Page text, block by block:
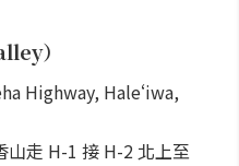
）
Highway, Haleʻiwa,
山走 H-1 接 H-2 北上至